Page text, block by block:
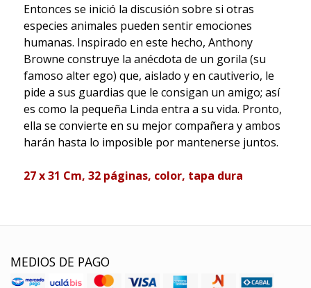
Entonces se inició la discusión sobre si otras
especies animales pueden sentir emociones
humanas. Inspirado en este hecho, Anthony
Browne construye la anécdota de un gorila (su
famoso alter ego) que, aislado y en cautiverio, le
pide a sus guardias que le consigan un amigo; así
es como la pequeña Linda entra a su vida. Pronto,
ella se convierte en su mejor compañera y ambos
harán hasta lo imposible por mantenerse juntos.
27 x 31 Cm, 32 páginas, color, tapa dura
MEDIOS DE PAGO